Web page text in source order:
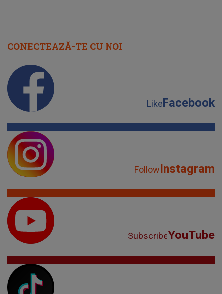
CONECTEAZĂ-TE CU NOI
LikeFacebook
FollowInstagram
SubscribeYouTube